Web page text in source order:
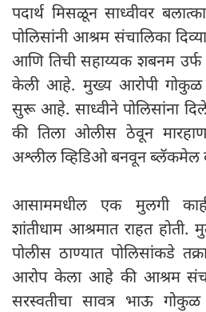
पदार्थ मिसळून साध्वीवर
पोलिसांनी आश्रम संचालिका
आणि तिची सहाय्यक शबनम उर्फ
केली आहे. मुख्य आरोपी गोकुळ
सुरू आहे. साध्वीने पोलिसांना
की तिला ओलीस ठेवून
अश्लील व्हिडिओ बनवून
आसाममधील एक मुलगी
शांतीधाम आश्रमात राहत होती.
पोलीस ठाण्यात पोलिसांकडे
आरोप केला आहे की आश्रम
सरस्वतीचा सावत्र भाऊ